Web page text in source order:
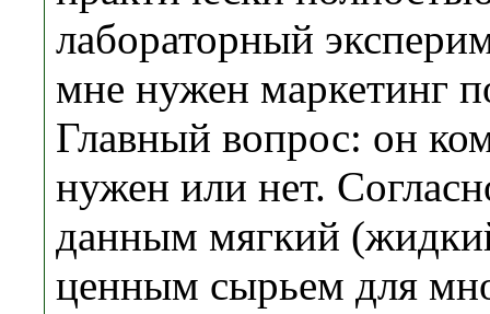
лабораторный
мне нужен маркетинг
Главный вопрос: он
нужен или нет.
данным мягкий
ценным сырьем для